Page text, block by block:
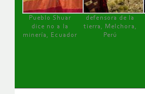
Pueblo Shuar
dice no a la
minería, Ecuador
defensora de la
tierra, Melchora,
Perú